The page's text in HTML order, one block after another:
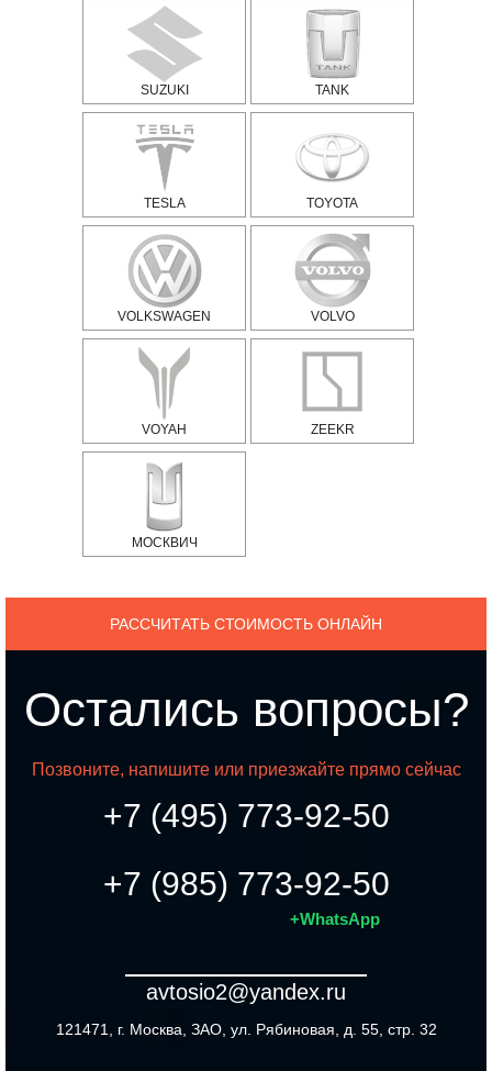
SUZUKI TANK
TESLA TOYOTA
VOLKSWAGEN VOLVO
VOYAH ZEEKR
МОСКВИЧ
РАССЧИТАТЬ СТОИМОСТЬ ОНЛАЙН
Остались вопросы?
Позвоните, напишите или приезжайте прямо сейчас
+7 (495) 773-92-50
+7 (985) 773-92-50
+WhatsApp
avtosio2@yandex.ru
121471, г. Москва, ЗАО, ул. Рябиновая, д. 55, стр. 32